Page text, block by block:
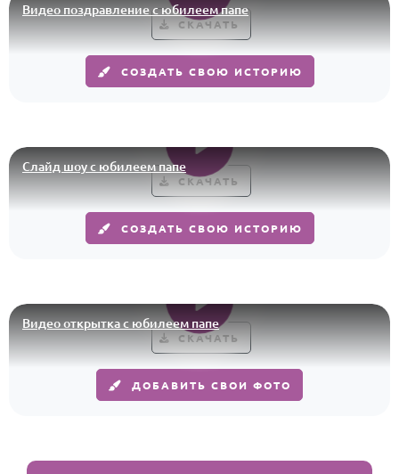
Видео поздравление с юбилеем папе
СКАЧАТЬ
СОЗДАТЬ СВОЮ ИСТОРИЮ
Слайд шоу с юбилеем папе
СКАЧАТЬ
СОЗДАТЬ СВОЮ ИСТОРИЮ
Видео открытка с юбилеем папе
СКАЧАТЬ
ДОБАВИТЬ СВОИ ФОТО